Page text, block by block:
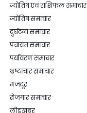
ज्योतिष एवं राशिफल समाचार
ज्योतिष समाचार
दुर्घटना समाचार
पंचायत समाचार
पर्यावरण समाचार
भ्रष्टाचार समाचार
मजदूर
रोजगार समाचार
लीडखबर